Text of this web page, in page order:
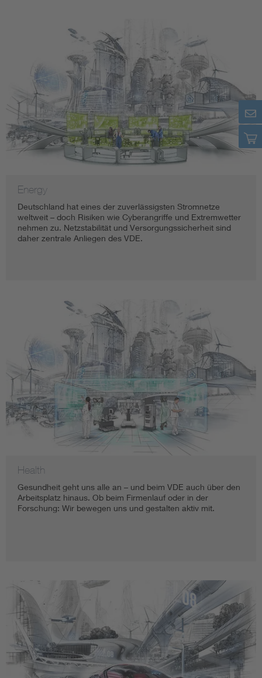
Energy
Deutschland hat eines der zuverlässigsten Stromnetze
weltweit – doch Risiken wie Cyberangriffe und Extremwetter
nehmen zu. Netzstabilität und Versorgungssicherheit sind
daher zentrale Anliegen des VDE.
Health
Gesundheit geht uns alle an – und beim VDE auch über den
Arbeitsplatz hinaus. Ob beim Firmenlauf oder in der
Forschung: Wir bewegen uns und gestalten aktiv mit.